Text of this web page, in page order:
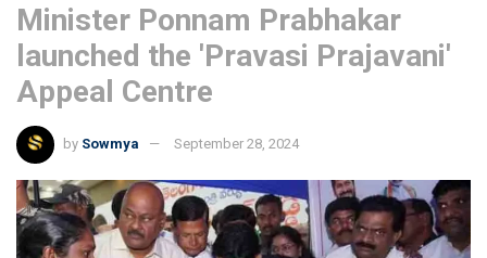
Minister Ponnam Prabhakar
launched the 'Pravasi Prajavani'
Appeal Centre
by Sowmya September 28, 2024